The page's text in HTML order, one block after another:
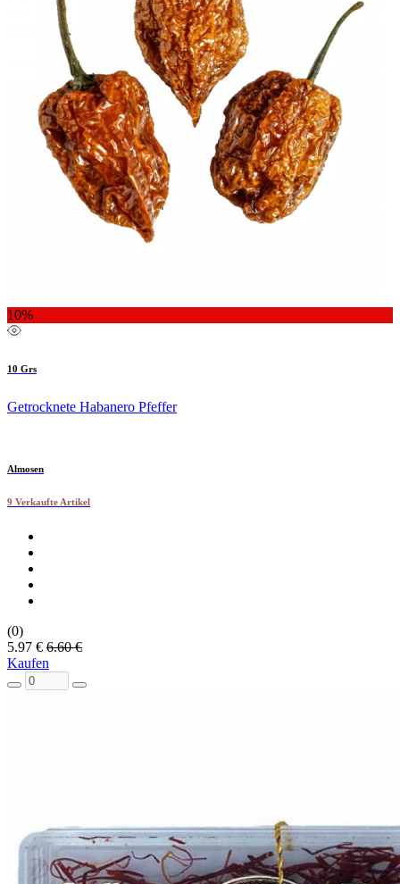
10%
10 Grs
Getrocknete Habanero Pfeffer
Almosen
9 Verkaufte Artikel
(0)
5.97 € 6.60 €
Kaufen